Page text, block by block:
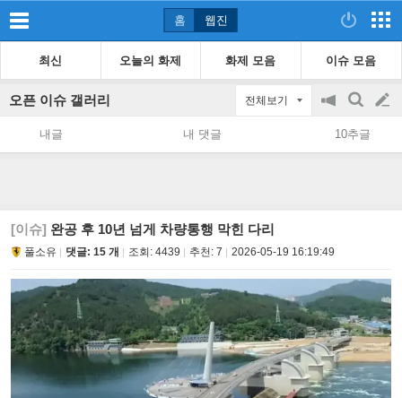
홈 웹진
최신 오늘의 화제 화제 모음 이슈 모음
오픈 이슈 갤러리 전체보기
공
지
on/off
검
색
글
쓰
내글 내 댓글 10추글
[이슈] 완공 후 10년 넘게 차량통행 막힌 다리
풀소유 댓글: 15 개 조회: 4439 추천: 7 2026-05-19 16:19:49